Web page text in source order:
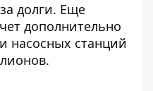
долги. Еще
дополнительно
насосных станций